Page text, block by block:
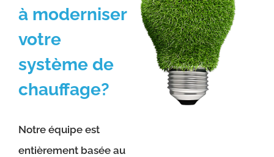
à moderniser
votre
système de
chauffage?
Notre équipe est
entièrement basée au